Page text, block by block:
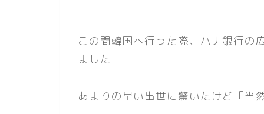
この間韓国へ行った際、ハナ銀行の
ました
あまりの早い出世に驚いたけど「当